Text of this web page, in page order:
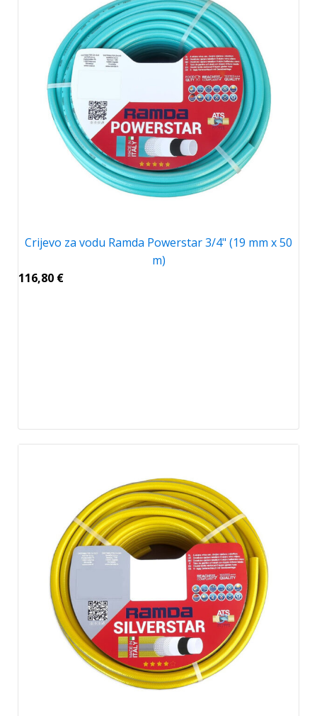
Crijevo za vodu Ramda Powerstar 3/4" (19 mm x 50
m)
116,80 €